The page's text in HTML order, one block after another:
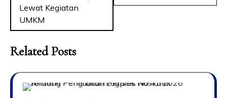
Lewat Kegiatan
UMKM
Related Posts